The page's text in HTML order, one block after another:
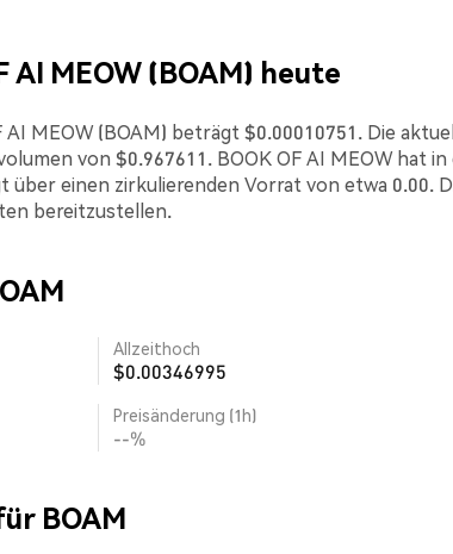
AI MEOW (BOAM) heute
AI MEOW (BOAM) beträgt $0.00010751. Die
von $0.967611. BOOK OF AI MEOW hat
über einen zirkulierenden Vorrat von etwa 0.00.
bereitzustellen.
Allzeithoch
$0.00346995
Preisänderung (1h)
--%
BOAM